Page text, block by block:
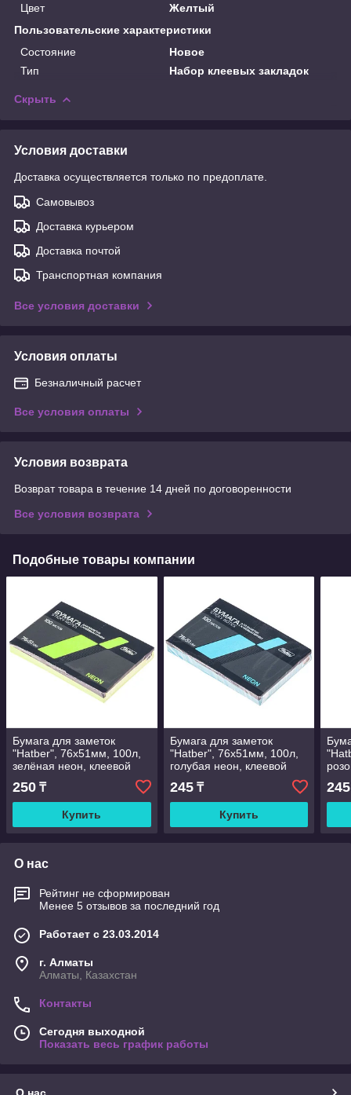
Цвет
Желтый
Пользовательские характеристики
Состояние
Новое
Тип
Набор клеевых закладок
Скрыть
Условия доставки
Доставка осуществляется только по предоплате.
Самовывоз
Доставка курьером
Доставка почтой
Транспортная компания
Все условия доставки
Условия оплаты
Безналичный расчет
Все условия оплаты
Условия возврата
Возврат товара в течение 14 дней по договоренности
Все условия возврата
Подобные товары компании
Бумага для заметок
"Hatber", 76х51мм, 100л,
зелёная неон, клеевой
край, в плёнке
250 ₸
Купить
Бумага для заметок
"Hatber", 76х51мм, 100л,
голубая неон, клеевой
край, в плёнке
245₸
Купить
245
О нас
Рейтинг не сформирован
Менее 5 отзывов за последний год
Работает с 23.03.2014
г. Алматы
Алматы, Казахстан
Контакты
Сегодня выходной
Показать весь график работы